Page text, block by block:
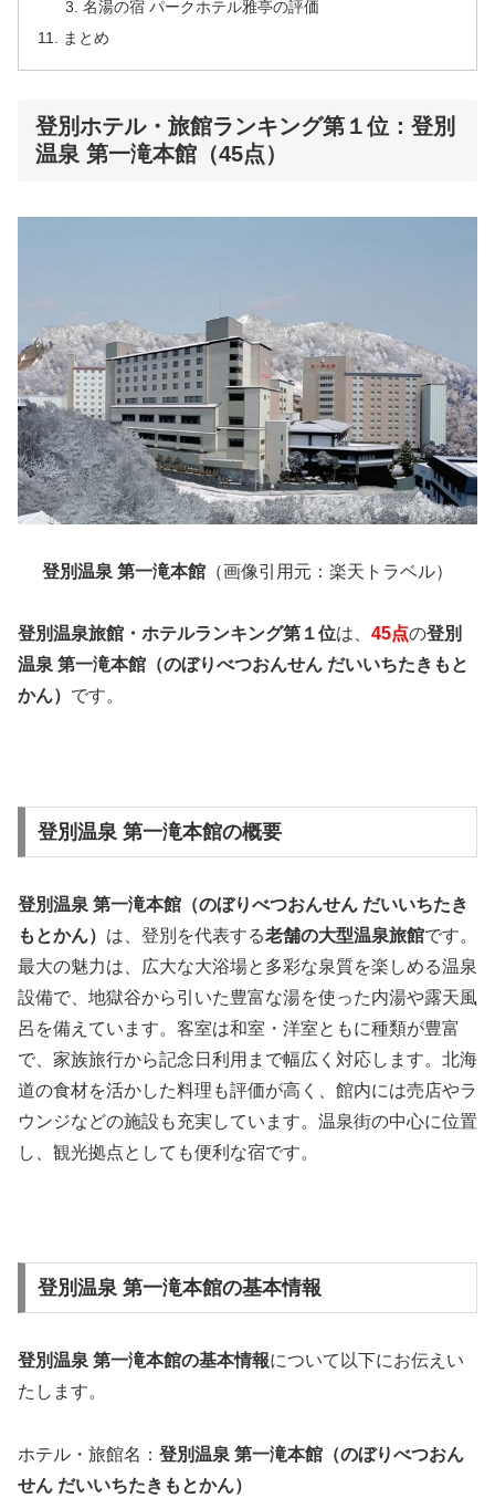
名湯の宿 パークホテル雅亭の評価
まとめ
登別ホテル・旅館ランキング第１位：登別
温泉 第一滝本館（45点）
登別温泉 第一滝本館 （画像引用元：楽天トラベル）
登別温泉旅館・ホテルランキング第１位は、 45点の登別
温泉 第一滝本館（のぼりべつおんせん だいいちたきもと
かん） です。
登別温泉 第一滝本館の概要
登別温泉 第一滝本館（のぼりべつおんせん だいいちたき
もとかん） は、登別を代表する老舗の大型温泉旅館です。
最大の魅力は、広大な大浴場と多彩な泉質を楽しめる温泉
設備で、地獄谷から引いた豊富な湯を使った内湯や露天風
呂を備えています。客室は和室・洋室ともに種類が豊富
で、家族旅行から記念日利用まで幅広く対応します。北海
道の食材を活かした料理も評価が高く、館内には売店やラ
ウンジなどの施設も充実しています。温泉街の中心に位置
し、観光拠点としても便利な宿です。
登別温泉 第一滝本館の基本情報
登別温泉 第一滝本館の基本情報について以下にお伝えい
たします。
ホテル・旅館名： 登別温泉 第一滝本館（のぼりべつおん
せん だいいちたきもとかん）